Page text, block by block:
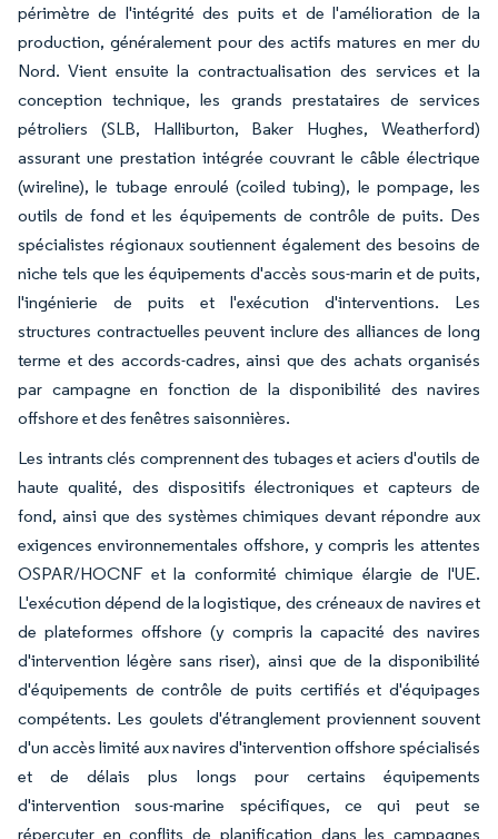
périmètre de l'intégrité des puits et de l'amélioration de la
production, généralement pour des actifs matures en mer du
Nord. Vient ensuite la contractualisation des services et la
conception technique, les grands prestataires de services
pétroliers (SLB, Halliburton, Baker Hughes, Weatherford)
assurant une prestation intégrée couvrant le câble électrique
(wireline), le tubage enroulé (coiled tubing), le pompage, les
outils de fond et les équipements de contrôle de puits. Des
spécialistes régionaux soutiennent également des besoins de
niche tels que les équipements d'accès sous-marin et de puits,
l'ingénierie de puits et l'exécution d'interventions. Les
structures contractuelles peuvent inclure des alliances de long
terme et des accords-cadres, ainsi que des achats organisés
par campagne en fonction de la disponibilité des navires
offshore et des fenêtres saisonnières.
Les intrants clés comprennent des tubages et aciers d'outils de
haute qualité, des dispositifs électroniques et capteurs de
fond, ainsi que des systèmes chimiques devant répondre aux
exigences environnementales offshore, y compris les attentes
OSPAR/HOCNF et la conformité chimique élargie de l'UE.
L'exécution dépend de la logistique, des créneaux de navires et
de plateformes offshore (y compris la capacité des navires
d'intervention légère sans riser), ainsi que de la disponibilité
d'équipements de contrôle de puits certifiés et d'équipages
compétents. Les goulets d'étranglement proviennent souvent
d'un accès limité aux navires d'intervention offshore spécialisés
et de délais plus longs pour certains équipements
d'intervention sous-marine spécifiques, ce qui peut se
répercuter en conflits de planification dans les campagnes